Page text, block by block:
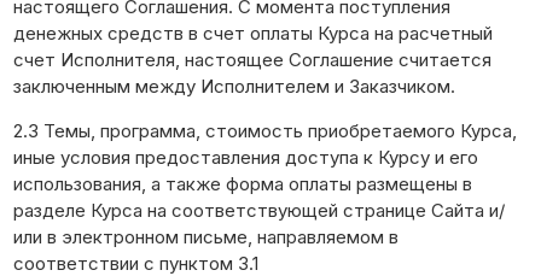
настоящего Соглашения. С момента поступления
денежных средств в счет оплаты Курса на расчетный
счет Исполнителя, настоящее Соглашение считается
заключенным между Исполнителем и Заказчиком.
2.3 Темы, программа, стоимость приобретаемого Курса,
иные условия предоставления доступа к Курсу и его
использования, а также форма оплаты размещены в
разделе Курса на соответствующей странице Сайта и/
или в электронном письме, направляемом в
соответствии с пунктом 3.1